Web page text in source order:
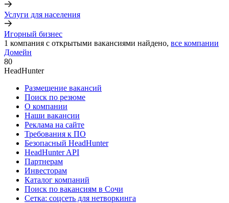
Услуги для населения
Игорный бизнес
1 компания с открытыми вакансиями найдено, все компании
Домейн
80
HeadHunter
Размещение вакансий
Поиск по резюме
О компании
Наши вакансии
Реклама на сайте
Требования к ПО
Безопасный HeadHunter
HeadHunter API
Партнерам
Инвесторам
Каталог компаний
Поиск по вакансиям в Сочи
Сетка: соцсеть для нетворкинга